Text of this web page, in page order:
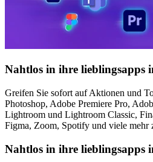
Nahtlos in ihre lieblingsapps
Greifen Sie sofort auf Aktionen und
Photoshop, Adobe Premiere Pro,
Lightroom und Lightroom Classic,
Figma, Zoom, Spotify und viele mehr
Nahtlos in ihre lieblingsapps